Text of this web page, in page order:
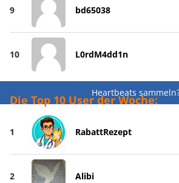
9 bd65038
10 L0rdM4dd1n
Heartbeats
Die Top 10 User der Woche:
1 RabattRezept
2 Alibi